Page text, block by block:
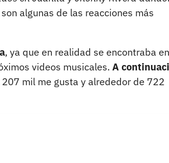
algunas de las reacciones más
, ya que en realidad se encontraba
videos musicales. A
mil me gusta y alrededor de 722